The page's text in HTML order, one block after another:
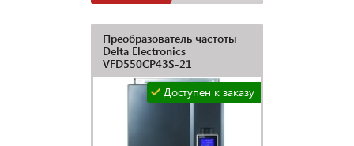
Преобразователь частоты
Delta Electronics
VFD550CP43S-21
Доступен к заказу